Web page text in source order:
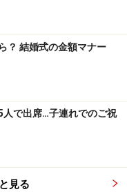
スの和装
かな訪問着は、披露
のない生地の色無地
ます。訪問着や色無
なく着られますの
？ 結婚式の金額マナー
人で出席…子連れでのご祝
見る